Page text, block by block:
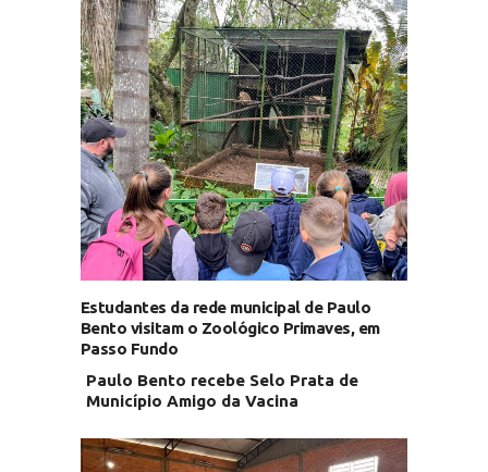
Estudantes da rede municipal de Paulo
Bento visitam o Zoológico Primaves, em
Passo Fundo
Paulo Bento recebe Selo Prata de
Município Amigo da Vacina